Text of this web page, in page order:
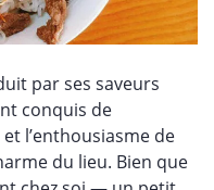
par ses saveurs
conquis de
l’enthousiasme de
du lieu. Bien que